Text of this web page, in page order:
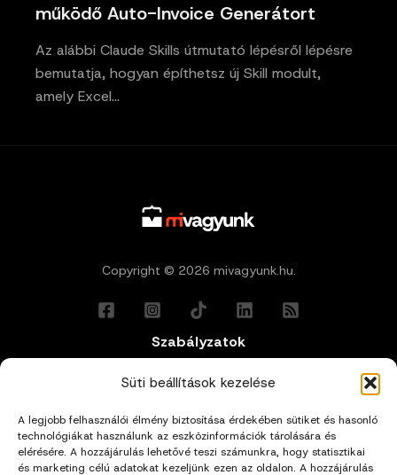
Süti beállítások kezelése
A legjobb felhasználói élmény biztosítása érdekében sütiket és hasonló
technológiákat használunk az eszközinformációk tárolására és
elérésére. A hozzájárulás lehetővé teszi számunkra, hogy statisztikai
és marketing célú adatokat kezeljünk ezen az oldalon. A hozzájárulás
működő Auto-Invoice Generátort
Az alábbi Claude Skills útmutató lépésről lépésre
bemutatja, hogyan építhetsz új Skill modult,
amely Excel…
Copyright © 2026 mivagyunk.hu.
Szabályzatok
Általános Felhasználási Feltételek
Adatkezelési Tájékoztató
Impresszum